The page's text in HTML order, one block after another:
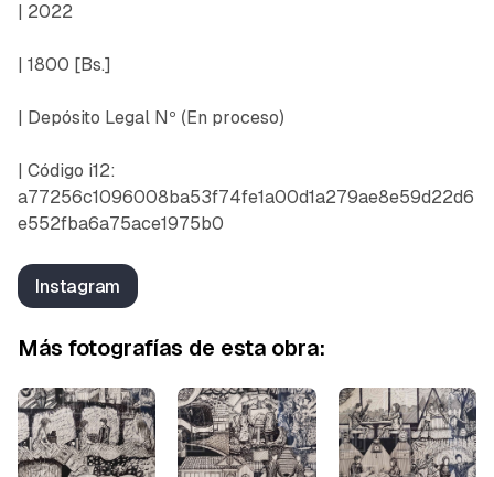
| 2022
| 1800 [Bs.]
| Depósito Legal Nº (En proceso)
| Código i12:
a77256c1096008ba53f74fe1a00d1a279ae8e59d22d6
e552fba6a75ace1975b0
Instagram
Más fotografías de esta obra: